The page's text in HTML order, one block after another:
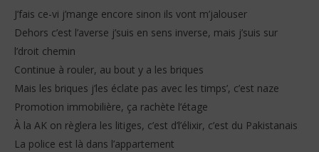
J’fais ce-vi j’mange encore sinon ils vont m’jalouser
Dehors c’est l’averse j’suis en sens inverse, mais j’suis sur
l’droit chemin
Continue à rouler, au bout y a les briques
Mais les briques j’les éclate pas avec les timps’, c’est naze
Promotion immobilière, ça rachète l’étage
À la AK on règlera les litiges, c’est d’l’élixir, c’est du Pakistanais
La police est là dans l’appartement